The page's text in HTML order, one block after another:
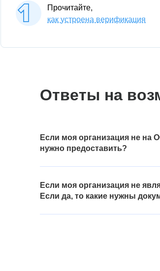
Прочитайте,
как устроена верификация
Ответы на
Если моя организация не на
нужно предоставить?
применения ими упрощённой
налогового режима. Это может
протокол сдачи декларации через
Если моя организация не
Если да, то какие нужны